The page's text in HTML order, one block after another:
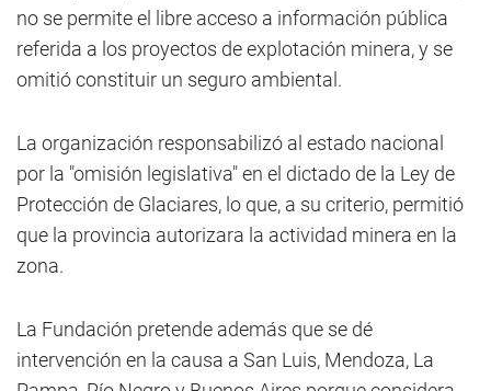
no se permite el libre acceso a información pública
referida a los proyectos de explotación minera, y se
omitió constituir un seguro ambiental.
La organización responsabilizó al estado nacional
por la "omisión legislativa" en el dictado de la Ley de
Protección de Glaciares, lo que, a su criterio, permitió
que la provincia autorizara la actividad minera en la
zona.
La Fundación pretende además que se dé
intervención en la causa a San Luis, Mendoza, La